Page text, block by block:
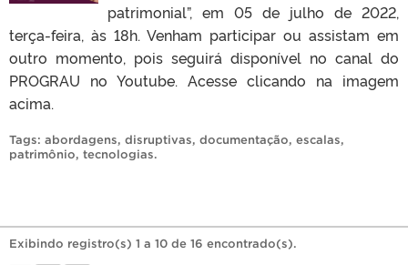
patrimonial”, em 05 de julho de 2022,
terça-feira, às 18h. Venham participar ou assistam em
outro momento, pois seguirá disponível no canal do
PROGRAU no Youtube. Acesse clicando na imagem
acima.
Tags: abordagens, disruptivas, documentação, escalas,
patrimônio, tecnologias.
Exibindo registro(s) 1 a 10 de 16 encontrado(s).